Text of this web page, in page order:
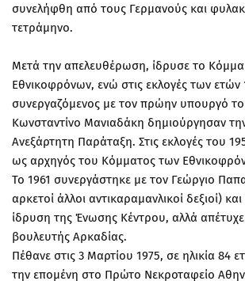
συνελήφθη από τους Γερμανούς και
τετράμηνο.
Μετά την απελευθέρωση, ίδρυσε το
Εθνικοφρόνων, ενώ στις εκλογές των ετών
συνεργαζόμενος με τον πρώην υπουργό
Κωνσταντίνο Μανιαδάκη δημιούργησαν
Ανεξάρτητη Παράταξη. Στις εκλογές του
ως αρχηγός του Κόμματος των
Το 1961 συνεργάστηκε με τον Γεώργιο
αρκετοί άλλοι αντικαραμανλικοί δεξιοί)
ίδρυση της Ένωσης Κέντρου, αλλά απέτυχε
βουλευτής Αρκαδίας.
Πέθανε στις 3 Μαρτίου 1975, σε ηλικία 84
την επομένη στο Πρώτο Νεκροταφείο